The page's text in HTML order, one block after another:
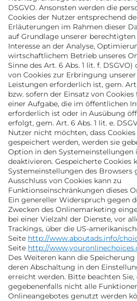
DSGVO. Ansonsten werden die
Cookies der Nutzer entsprechend
Erläuterungen im Rahmen dieser
auf Grundlage unserer berechtigten
Interesse an der Analyse,
wirtschaftlichem Betrieb unseres
Sinne des Art. 6 Abs. 1 lit. f.
von Cookies zur Erbringung
Leistungen erforderlich ist, gem. Art.
bzw. sofern der Einsatz von
einer Aufgabe, die im öffentlichen
erforderlich ist oder in Ausübung
erfolgt, gem. Art. 6 Abs. 1 lit. e.
Nutzer nicht möchten, dass
gespeichert werden, werden sie
Option in den Systemeinstellungen
deaktivieren. Gespeicherte Cookies
Systemeinstellungen des Browsers
Ausschluss von Cookies kann zu
Funktionseinschränkungen dieses
Ein genereller Widerspruch gegen
Zwecken des Onlinemarketing
bei einer Vielzahl der Dienste, vor
Trackings, über die US-
Seite http://www.aboutads.info/
Seite http://
Des Weiteren kann die
deren Abschaltung in den
erreicht werden. Bitte beachten Sie,
gegebenenfalls nicht alle
Onlineangebotes genutzt werden